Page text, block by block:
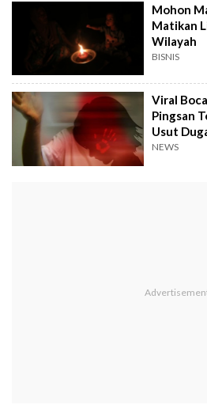
Mohon
Matikan
Wilayah
BISNIS
Viral
Pingsan
Usut
NEWS